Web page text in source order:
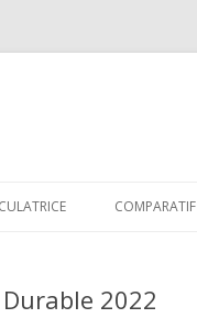
au COMPARATIF
2022